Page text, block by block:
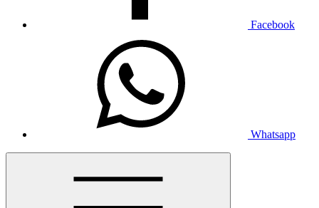
Facebook
Whatsapp